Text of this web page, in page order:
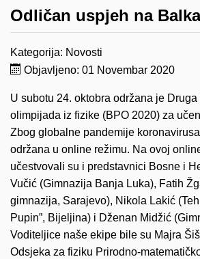
Odličan uspjeh na
Kategorija: Novosti
Objavljeno: 01 Novembar 2020
U subotu 24. oktobra održana je
olimpijada iz fizike (BPO 2020) za
Zbog globalne pandemije
održana u online režimu. Na ovoj
učestvovali su i predstavnici Bosne i
Vučić (Gimnazija Banja Luka), Fatih
gimnazija, Sarajevo), Nikola Lakić
Pupin”, Bijeljina) i Dženan Midžić
Voditeljice naše ekipe bile su Majra
Odsjeka za fiziku Prirodno-